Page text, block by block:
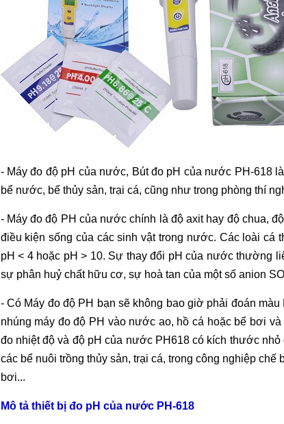
- Máy đo độ pH của nước, Bút đo pH của nước PH-618 l
bể nước, bể thủy sản, trại cá, cũng như trong phòng thí
- Máy đo độ PH của nước chính là độ axit hay độ chua,
điều kiện sống của các sinh vật trong nước. Các loài cá
pH < 4 hoặc pH > 10. Sự thay đổi pH của nước thường li
sự phân huỷ chất hữu cơ, sự hoà tan của một số anion
- Có Máy đo độ PH bạn sẽ không bao giờ phải đoán màu
nhúng máy đo độ PH vào nước ao, hồ cá hoặc bể bơi và
đo nhiệt độ và độ pH của nước PH618 có kích thước nhỏ
các bể nuôi trồng thủy sản, trại cá, trong công nghiệp chế
bơi...
Mô tả thiết bị đo pH của nước PH-618